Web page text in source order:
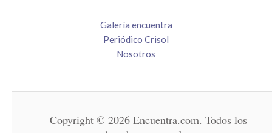
Galería encuentra
Periódico Crisol
Nosotros
Copyright © 2026 Encuentra.com. Todos los